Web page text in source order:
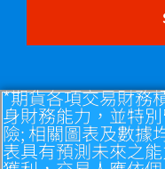
*期貨各項交易財務
身財務能力，並特
險; 相關圖表及數據
表具有預測未來之